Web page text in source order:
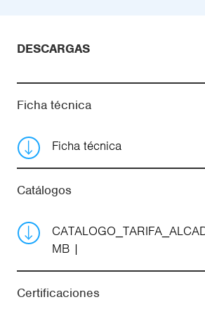
DESCARGAS
Ficha técnica
Ficha técnica
Catálogos
MB
Certificaciones